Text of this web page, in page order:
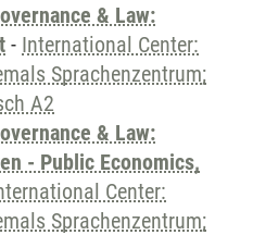
& Law:
- International Center:
Sprachenzentrum;
A2
& Law:
- Public Economics,
Center:
Sprachenzentrum;